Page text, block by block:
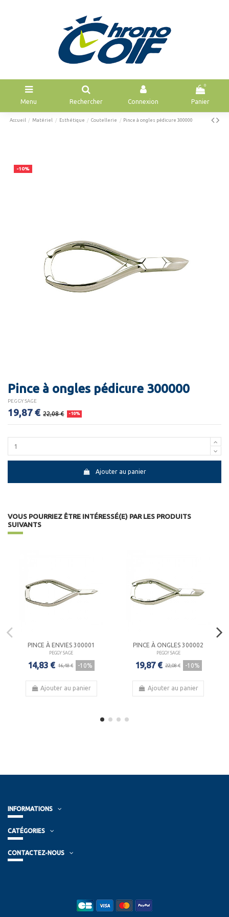
Menu Rechercher Connexion
0
Panier
Accueil Matériel Esthétique Coutellerie Pince à ongles pédicure 300000
-10%
Pince à ongles pédicure 300000
PEGGY SAGE
19,87 € 22,08 € -10%
Ajouter au panier
VOUS POURRIEZ ÊTRE INTÉRESSÉ(E) PAR LES PRODUITS
SUIVANTS
PINCE À ENVIES 300001
PEGGY SAGE
14,83 € 16,48 € -10%
Ajouter au panier
PINCE À ONGLES 300002
PEGGY SAGE
19,87 € 22,08 € -10%
Ajouter au panier
INFORMATIONS
CATÉGORIES
CONTACTEZ-NOUS